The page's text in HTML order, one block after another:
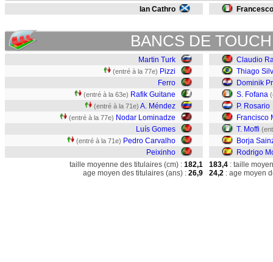
Ian Cathro
BANCS DE
Martin Turk
(entré à la 77e) Pizzi
Ferro
(entré à la 63e) Rafik Guitane
(entré à la 71e) A. Méndez
(entré à la 77e) Nodar Lominadze
Luís Gomes
(entré à la 71e) Pedro Carvalho
Peixinho
Claudio
Thiago
Dominik
S. Fofana
P. Rosario
Francisco
T. Moffi
Borja
Rodrigo
taille moyenne des titulaires (cm) : 182,1
age moyen des titulaires (ans) : 26,9
183,4 : taille
24,2 : age moyen